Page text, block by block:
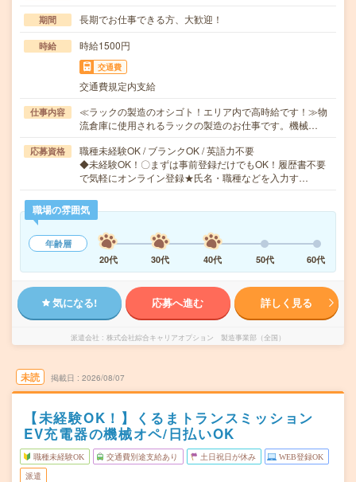
期間 長期でお仕事できる方、大歓迎！
時給 時給1500円
交通費
交通費規定内支給
仕事内容
≪ラックの製造のオシゴト！エリア内で高時給です！≫物
流倉庫に使用されるラックの製造のお仕事です。機械…
応募資格
職種未経験OK / ブランクOK / 英語力不要
◆未経験OK！〇まずは事前登録だけでもOK！履歴書不要
で気軽にオンライン登録★氏名・職種などを入力す…
職場の雰囲気
年齢層
20代
30代 40代 50代 60代
気になる! 応募へ進む 詳しく見る
派遣会社 株式会社綜合キャリアオプション 製造事業部（全国）
未読 掲載日 2026/08/07
【未経験OK！】くるまトランスミッション
EV充電器の機械オペ/日払いOK
職種未経験OK 交通費別途支給あり 土日祝日が休み WEB登録OK
派遣